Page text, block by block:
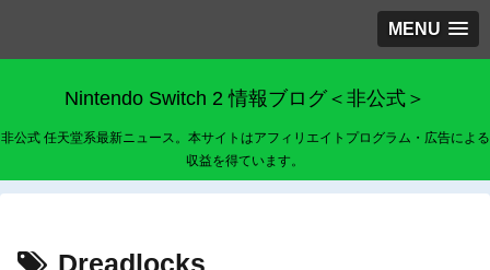
MENU
Nintendo Switch 2 情報ブログ＜非公式＞
非公式 任天堂系最新ニュース。本サイトはアフィリエイトプログラム・広告による
収益を得ています。
Dreadlocks